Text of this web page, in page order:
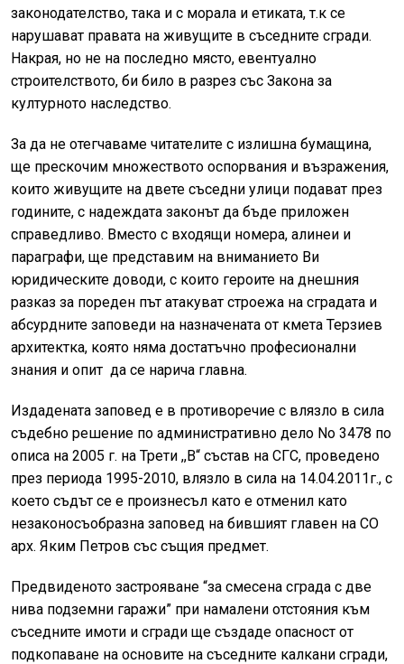
законодателство, така и с морала и етиката, т.к се
нарушават правата на живущите в съседните сгради.
Накрая, но не на последно място, евентуално
строителството, би било в разрез със Закона за
културното наследство.
За да не отегчаваме читателите с излишна бумащина,
ще прескочим множеството оспорвания и възражения,
които живущите на двете съседни улици подават през
годините, с надеждата законът да бъде приложен
справедливо. Вместо с входящи номера, алинеи и
параграфи, ще представим на вниманието Ви
юридическите доводи, с които героите на днешния
разказ за пореден път атакуват строежа на сградата и
абсурдните заповеди на назначената от кмета Терзиев
архитектка, която няма достатъчно професионални
знания и опит да се нарича главна.
Издадената заповед е в противоречие с влязло в сила
съдебно решение по административно дело No 3478 по
описа на 2005 г. на Трети ,,В“ състав на CГC, пpoведено
през периода 1995-2010, влязло в сила на 14.04.2011г., c
което cъдът се е произнесъл като е отменил като
незаконосъобразна заповед на бившият главен на СО
арх. Яким Петров със същия предмет.
Пpeдвидeното застрояване “за смесена сграда с две
нива подземни гаражи” при намалени отстояния към
съседните имоти и сгради ще създаде опасност от
подкопаване на основите на съседните калкани сгради,